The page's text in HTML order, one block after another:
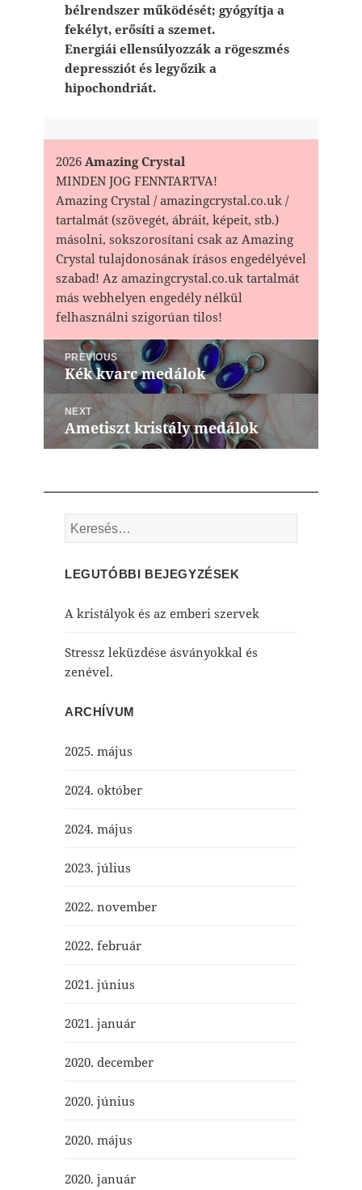
bélrendszer működését; gyógyítja a
fekélyt, erősíti a szemet.
Energiái ellensúlyozzák a rögeszmés
depressziót és legyőzik a
hipochondriát.
2026Amazing Crystal
MINDEN JOG FENNTARTVA!
Amazing Crystal / amazingcrystal.co.uk /
tartalmát (szövegét, ábráit, képeit, stb.)
másolni, sokszorosítani csak az Amazing
Crystal tulajdonosának írásos engedélyével
szabad! Az amazingcrystal.co.uk tartalmát
más webhelyen engedély nélkül
felhasználni szigorúan tilos!
Bejegyzés
navigáció
PREVIOUS
Previous
post:
Kék kvarc medálok
NEXT
Next
post:
Ametiszt kristály medálok
Keresés:
LEGUTÓBBI BEJEGYZÉSEK
A kristályok és az emberi szervek
Stressz leküzdése ásványokkal és
zenével.
ARCHÍVUM
2025. május
2024. október
2024. május
2023. július
2022. november
2022. február
2021. június
2021. január
2020. december
2020. június
2020. május
2020. január